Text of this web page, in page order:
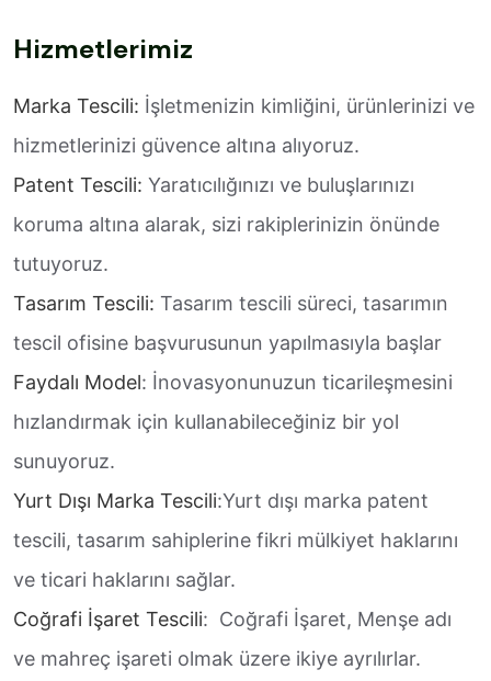
Hizmetlerimiz
Marka Tescili: İşletmenizin kimliğini, ürünlerinizi ve
hizmetlerinizi güvence altına alıyoruz.
Patent Tescili: Yaratıcılığınızı ve buluşlarınızı
koruma altına alarak, sizi rakiplerinizin önünde
tutuyoruz.
Tasarım Tescili: Tasarım tescili süreci, tasarımın
tescil ofisine başvurusunun yapılmasıyla başlar
Faydalı Model: İnovasyonunuzun ticarileşmesini
hızlandırmak için kullanabileceğiniz bir yol
sunuyoruz.
Yurt Dışı Marka Tescili:Yurt dışı marka patent
tescili, tasarım sahiplerine fikri mülkiyet haklarını
ve ticari haklarını sağlar.
Coğrafi İşaret Tescili: Coğrafi İşaret, Menşe adı
ve mahreç işareti olmak üzere ikiye ayrılırlar.